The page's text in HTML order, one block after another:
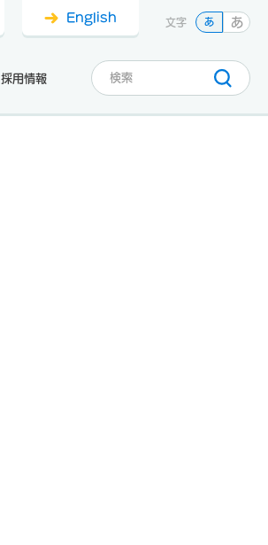
採用情報
English 文字 あ あ